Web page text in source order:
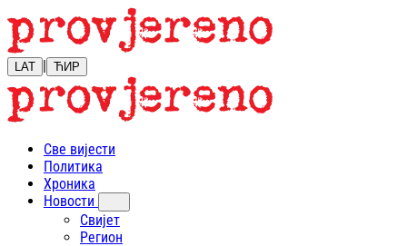
LAT | ЋИР
Све вијести
Политика
Хроника
Новости
Свијет
Регион